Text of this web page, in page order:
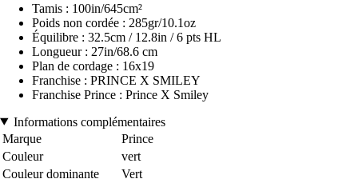
Tamis : 100in/645cm²
Poids non cordée : 285gr/10.1oz
Équilibre : 32.5cm / 12.8in / 6 pts HL
Longueur : 27in/68.6 cm
Plan de cordage : 16x19
Franchise : PRINCE X SMILEY
Franchise Prince : Prince X Smiley
Informations complémentaires
Marque
Prince
Couleur
vert
Couleur dominante
Vert